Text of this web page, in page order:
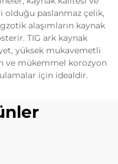
olduğu paslanmaz çelik,
alaşımların kaynak
TIG ark kaynak
yüksek mukavemetli
ve mükemmel korozyon
için idealdir.